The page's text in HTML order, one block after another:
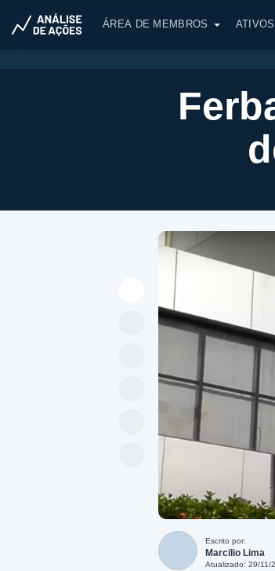
ÁREA DE MEMBROS ATIVOS
Escrito por:
Marcilio Lima
Atualizado: 29/11/